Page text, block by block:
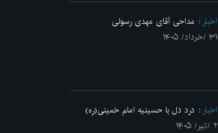
اخبار
مداحی آقای مهدی رسولی
۳۱ /خرداد/ ۱۴۰۵
اخبار
درد دل با حسینیه امام خمینی(ره)
۲ /تیر/ ۱۴۰۵